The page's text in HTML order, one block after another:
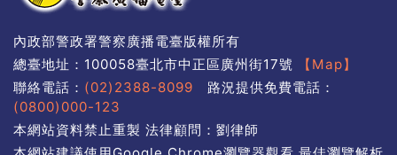
內政部警政署警察廣播電臺版權所有
總臺地址：100058臺北市中正區廣州街17號
【Map】
聯絡電話： (02)2388-8099 路況提供免費電話：
(0800)000-123
本網站資料禁止重製 法律顧問：劉律師